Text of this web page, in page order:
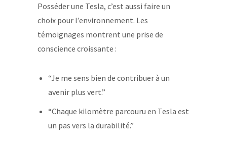
Posséder une Tesla, c’est aussi faire un
choix pour l’environnement. Les
témoignages montrent une prise de
conscience croissante :
“Je me sens bien de contribuer à un
avenir plus vert.”
“Chaque kilomètre parcouru en Tesla est
un pas vers la durabilité.”